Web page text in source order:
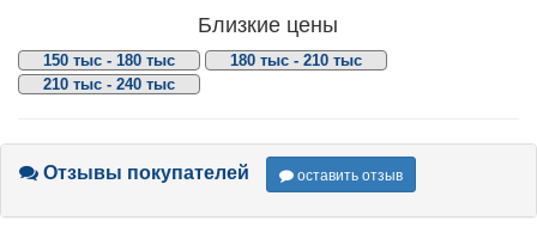
Близкие цены
150 тыс - 180 тыс
180 тыс - 210 тыс
210 тыс - 240 тыс
Отзывы покупателей оставить отзыв